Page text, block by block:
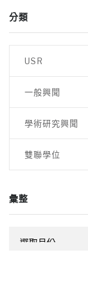
分類
USR
一般興聞
學術研究興聞
雙聯學位
彙整